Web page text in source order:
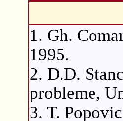
1. Gh.
1995.
2. D.D.
probleme,
3. T.